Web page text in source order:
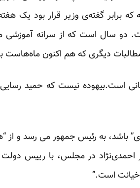
برابر گفته‌ی وزیر قرار بود یک
سال است که از سرانه‌ آموزشی
دیگری که هم اکنون ماه‌هاست
است.بیهوده نیست که حمید
به رئیس جمهور می رسد و از
در مجلس، با رییس دولت
است.”